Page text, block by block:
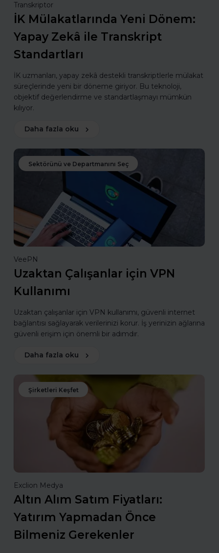
Transkriptor
İK Mülakatlarında Yeni Dönem:
Yapay Zekâ ile Transkript
Standartları
İK uzmanları, yapay zekâ destekli transkriptlerle mülakat
süreçlerinde yeni bir döneme giriyor. Bu teknoloji,
objektif değerlendirme ve standartlaşmayı mümkün
kılıyor.
Daha fazla oku
Sektörünü ve Departmanını Seç
VeePN
Uzaktan Çalışanlar için VPN
Kullanımı
Uzaktan çalışanlar için VPN kullanımı, güvenli internet
bağlantısı sağlayarak verilerinizi korur. İş yerinizin ağlarına
güvenli erişim için önemli bir adımdır.
Daha fazla oku
Şirketleri Keşfet
Exclion Medya
Altın Alım Satım Fiyatları:
Yatırım Yapmadan Önce
Bilmeniz Gerekenler